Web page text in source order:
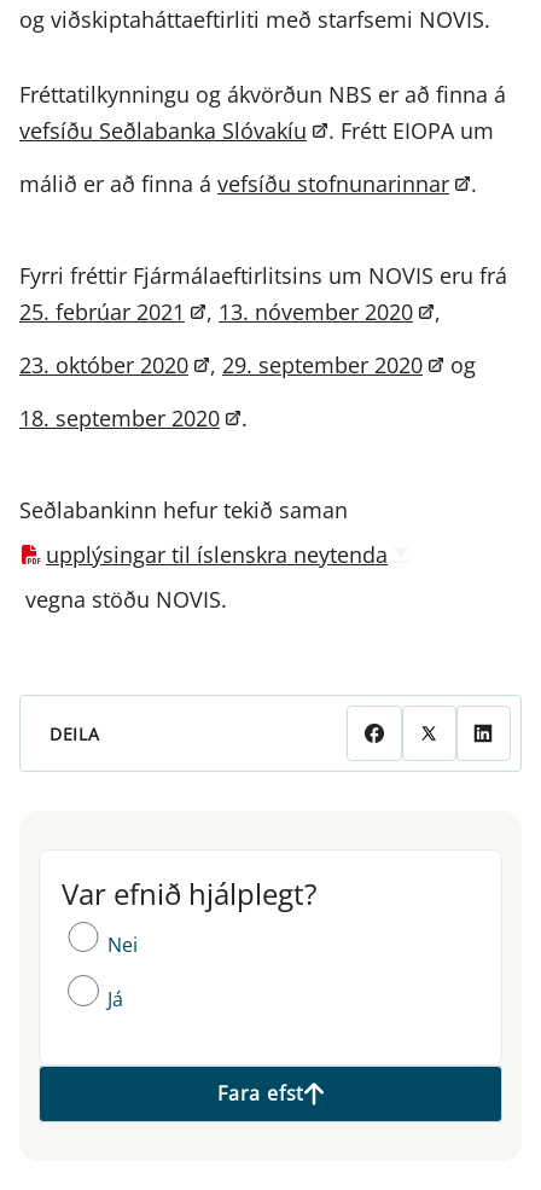
og viðskiptaháttaeftirliti með starfsemi NOVIS.
Fréttatilkynningu og ákvörðun NBS er að finna á
vefsíðu Seðlabanka Slóvakíu
. Frétt EIOPA um
málið er að finna á vefsíðu stofnunarinnar .
Fyrri fréttir Fjármálaeftirlitsins um NOVIS eru frá
25. febrúar 2021
, 13. nóvember 2020
,
23. október 2020
, 29. september 2020
og
18. september 2020
.
Seðlabankinn hefur tekið saman
upplýsingar til íslenskra neytenda
vegna stöðu NOVIS.
DEILA
Var efnið hjálplegt?
Var efnið hjálplegt?
Nei
Já
Fara efst